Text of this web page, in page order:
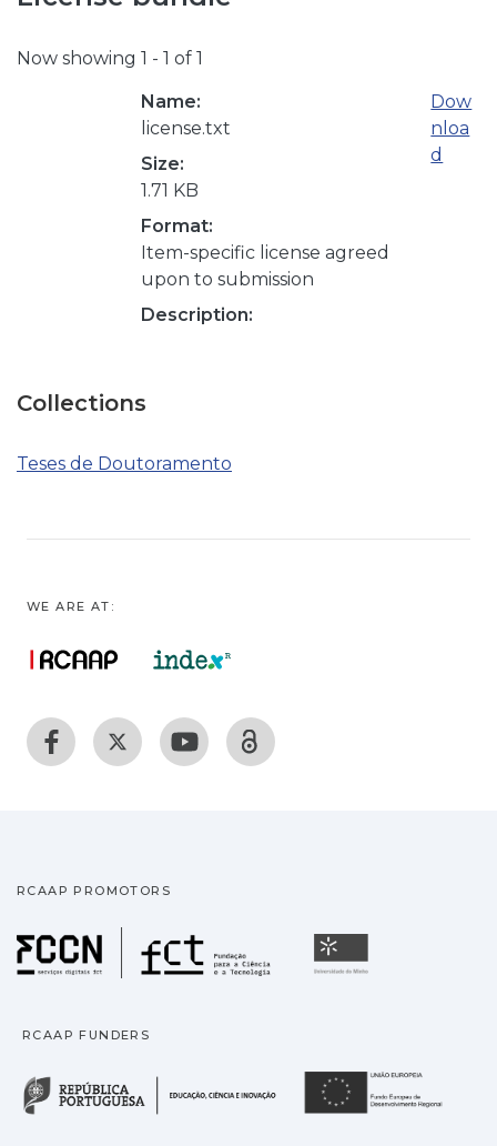
Now showing 1 - 1 of 1
Name:
license.txt
Size:
1.71 KB
Format:
Item-specific license agreed
upon to submission
Description:
Dow
nloa
d
Collections
Teses de Doutoramento
WE ARE AT:
RCAAP PROMOTORS
Fundação para a
RCAAP FUNDERS
República Portuguesa